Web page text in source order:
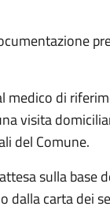
medico di
visita
del Comune.
sulla base
dalla carta dei